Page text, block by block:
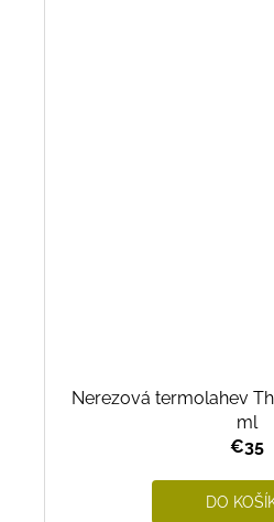
Nerezová termolahev
ml
€35
DO